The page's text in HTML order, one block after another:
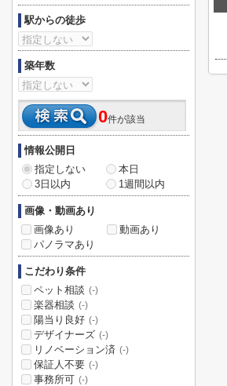
駅からの徒歩
築年数
0件が該当
情報公開日
指定しない
本日
3日以内
1週間以内
画像・動画あり
画像あり
動画あり
パノラマあり
こだわり条件
ペット相談 (-)
楽器相談 (-)
陽当り良好 (-)
デザイナーズ (-)
リノベーション済 (-)
保証人不要 (-)
事務所可 (-)